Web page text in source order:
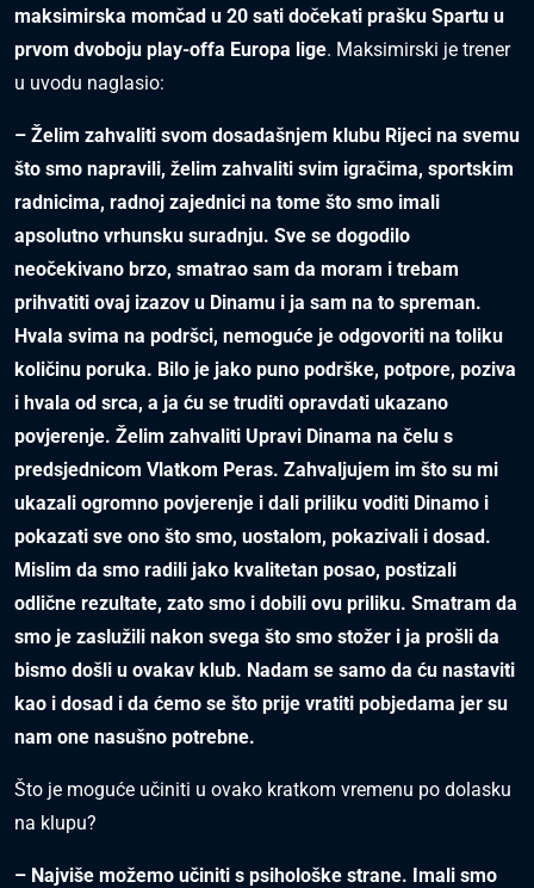
maksimirska momčad u 20 sati dočekati prašku Spartu u
prvom dvoboju play-offa Europa lige. Maksimirski je trener
u uvodu naglasio:
– Želim zahvaliti svom dosadašnjem klubu Rijeci na svemu
što smo napravili, želim zahvaliti svim igračima, sportskim
radnicima, radnoj zajednici na tome što smo imali
apsolutno vrhunsku suradnju. Sve se dogodilo
neočekivano brzo, smatrao sam da moram i trebam
prihvatiti ovaj izazov u Dinamu i ja sam na to spreman.
Hvala svima na podršci, nemoguće je odgovoriti na toliku
količinu poruka. Bilo je jako puno podrške, potpore, poziva
i hvala od srca, a ja ću se truditi opravdati ukazano
povjerenje. Želim zahvaliti Upravi Dinama na čelu s
predsjednicom Vlatkom Peras. Zahvaljujem im što su mi
ukazali ogromno povjerenje i dali priliku voditi Dinamo i
pokazati sve ono što smo, uostalom, pokazivali i dosad.
Mislim da smo radili jako kvalitetan posao, postizali
odlične rezultate, zato smo i dobili ovu priliku. Smatram da
smo je zaslužili nakon svega što smo stožer i ja prošli da
bismo došli u ovakav klub. Nadam se samo da ću nastaviti
kao i dosad i da ćemo se što prije vratiti pobjedama jer su
nam one nasušno potrebne.
Što je moguće učiniti u ovako kratkom vremenu po dolasku
na klupu?
– Najviše možemo učiniti s psihološke strane. Imali smo